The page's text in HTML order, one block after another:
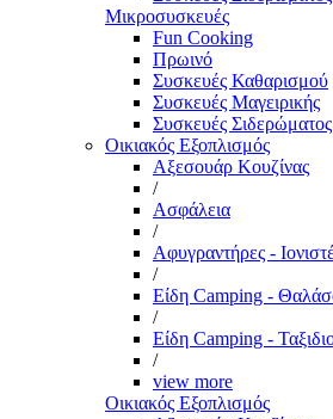
Μικροσυσκευές
Fun Cooking
Πρωινό
Συσκευές Καθαρισμού
Συσκευές Μαγειρικής
Συσκευές Σιδερώματος
Οικιακός Εξοπλισμός
Αξεσουάρ Κουζίνας
/
Ασφάλεια
/
Αφυγραντήρες -
/
Είδη Camping -
/
Είδη Camping -
/
view more
Οικιακός Εξοπλισμός